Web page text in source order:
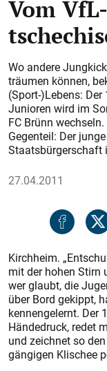
Vom
Wo andere
träumen können,
(Sport-)Lebens:
Junioren wird im
FC Brünn
Gegenteil: Der
Staatsbürgerschaft
27.04.2011
Kirchheim.
mit der hohen Stirn
wer glaubt, die
über Bord gekippt,
kennengelernt. Der
Händedruck, redet
und zeichnet so
gängigen Klischee